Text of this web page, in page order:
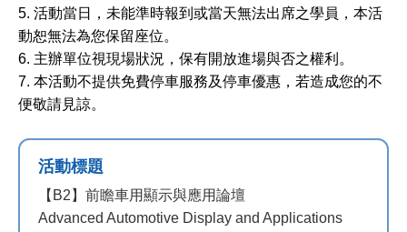
5. 活動當日，未能準時報到或當天無法出席之學員，本活
動恕無法為您保留座位。
6. 主辦單位視現場狀況，保有開放進場與否之權利。
7. 本活動不提供免費停車服務及停車優惠，若造成您的不
便敬請見諒。
活動標題
【B2】前瞻車用顯示與應用論壇
Advanced Automotive Display and Applications